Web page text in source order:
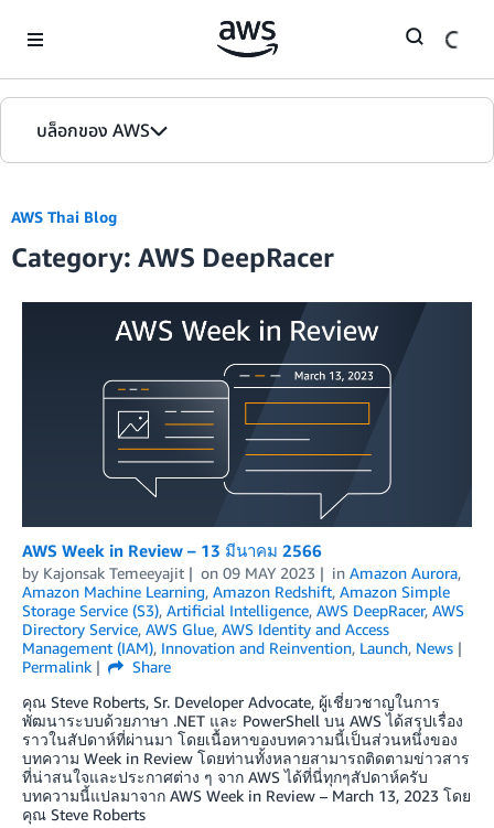
บล็อกของ AWS
หน้าหลัก
รุ่น
AWS Thai Blog
Category: AWS DeepRacer
AWS Week in Review – 13 มีนาคม 2566
by Kajonsak Temeeyajit on 09 MAY 2023 in Amazon Aurora,
Amazon Machine Learning, Amazon Redshift, Amazon Simple
Storage Service (S3), Artificial Intelligence, AWS DeepRacer, AWS
Directory Service, AWS Glue, AWS Identity and Access
Management (IAM), Innovation and Reinvention, Launch, News
Permalink
Share
คุณ Steve Roberts, Sr. Developer Advocate, ผู้เชี่ยวชาญในการ
พัฒนาระบบด้วยภาษา .NET และ PowerShell บน AWS ได้สรุปเรื่อง
ราวในสัปดาห์ที่ผ่านมา โดยเนื้อหาของบทความนี้เป็นส่วนหนึ่งของ
บทความ Week in Review โดยท่านทั้งหลายสามารถติดตามข่าวสาร
ที่น่าสนใจและประกาศต่าง ๆ จาก AWS ได้ที่นี่ทุกๆสัปดาห์ครับ
บทความนี้แปลมาจาก AWS Week in Review – March 13, 2023 โดย
คุณ Steve Roberts